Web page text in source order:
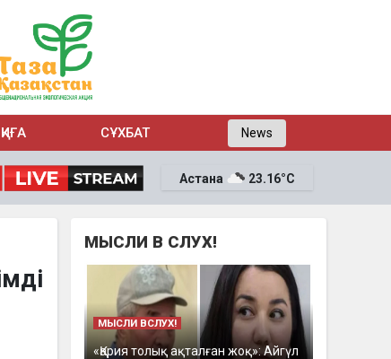
СҰХБАТ News
Астана 23.16°C
МЫСЛИ В СЛУХ!
МЫСЛИ ВСЛУХ!
«Қария толық ақталған жоқ»: Айгүл